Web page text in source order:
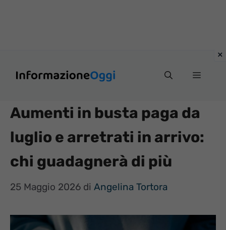
Menu
Aumenti in busta paga da
luglio e arretrati in arrivo:
chi guadagnerà di più
25 Maggio 2026 di Angelina Tortora